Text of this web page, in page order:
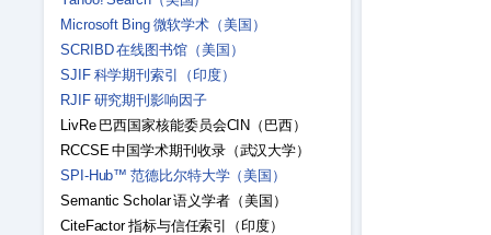
Microsoft Bing 微软学术（美国）
SCRIBD 在线图书馆（美国）
SJIF 科学期刊索引（印度）
RJIF 研究期刊影响因子
LivRe 巴西国家核能委员会CIN（巴西）
RCCSE 中国学术期刊收录（武汉大学）
SPI-Hub™ 范德比尔特大学（美国）
Semantic Scholar 语义学者（美国）
CiteFactor 指标与信任索引（印度）